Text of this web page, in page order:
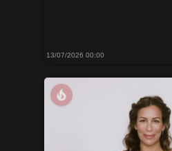
13/07/2026 00:00
local_fire_department